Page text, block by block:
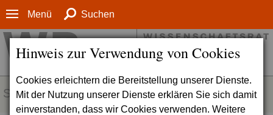
Hinweis zur Verwendung von Cookies
Cookies erleichtern die Bereitstellung unserer Dienste.
Mit der Nutzung unserer Dienste erklären Sie sich damit
einverstanden, dass wir Cookies verwenden. Weitere
Menü Suchen
SERVICE